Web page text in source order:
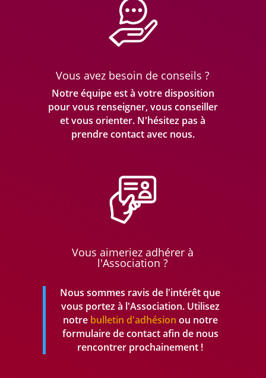
Vous avez besoin de conseils ?
Notre équipe est à votre disposition
pour vous renseigner, vous conseiller
et vous orienter. N'hésitez pas à
prendrecontact avec nous.
Vous aimeriez adhérer à
l'Association ?
Nous sommes ravis de l'intérêt que
vous portez à l'Association. Utilisez
notrebulletin d'adhésion ou notre
formulaire de contact afin de nous
rencontrer prochainement !